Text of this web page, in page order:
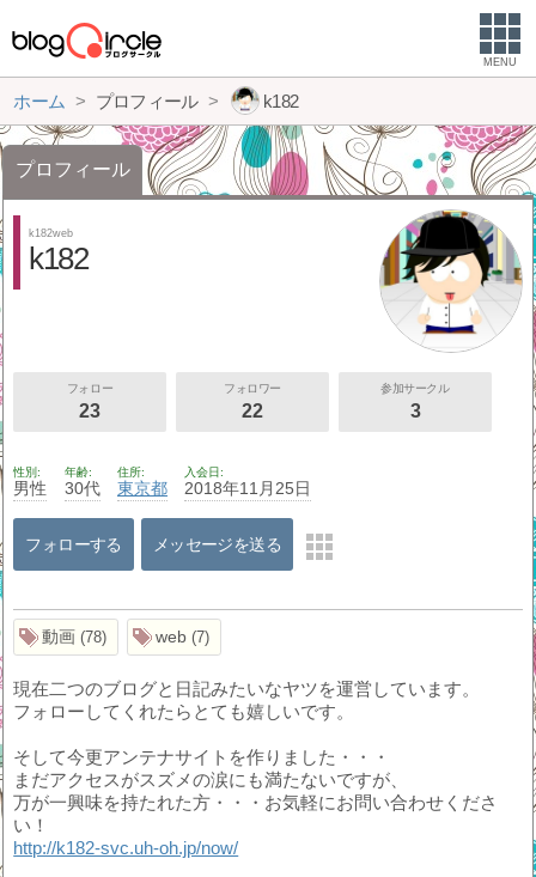
MENU
ホーム プロフィール k182
プロフィール
k182web
k182
フォロー
23
フォロワー
22
参加サークル
3
性別
男性
年齢
30代
住所
東京都
入会日
2018年11月25日
フォローする メッセージを送る
動画 78 web 7
現在二つのブログと日記みたいなヤツを運営しています。
フォローしてくれたらとても嬉しいです。
そして今更アンテナサイトを作りました・・・
まだアクセスがスズメの涙にも満たないですが、
万が一興味を持たれた方・・・お気軽にお問い合わせくださ
い！
http://k182-svc.uh-oh.jp/now/